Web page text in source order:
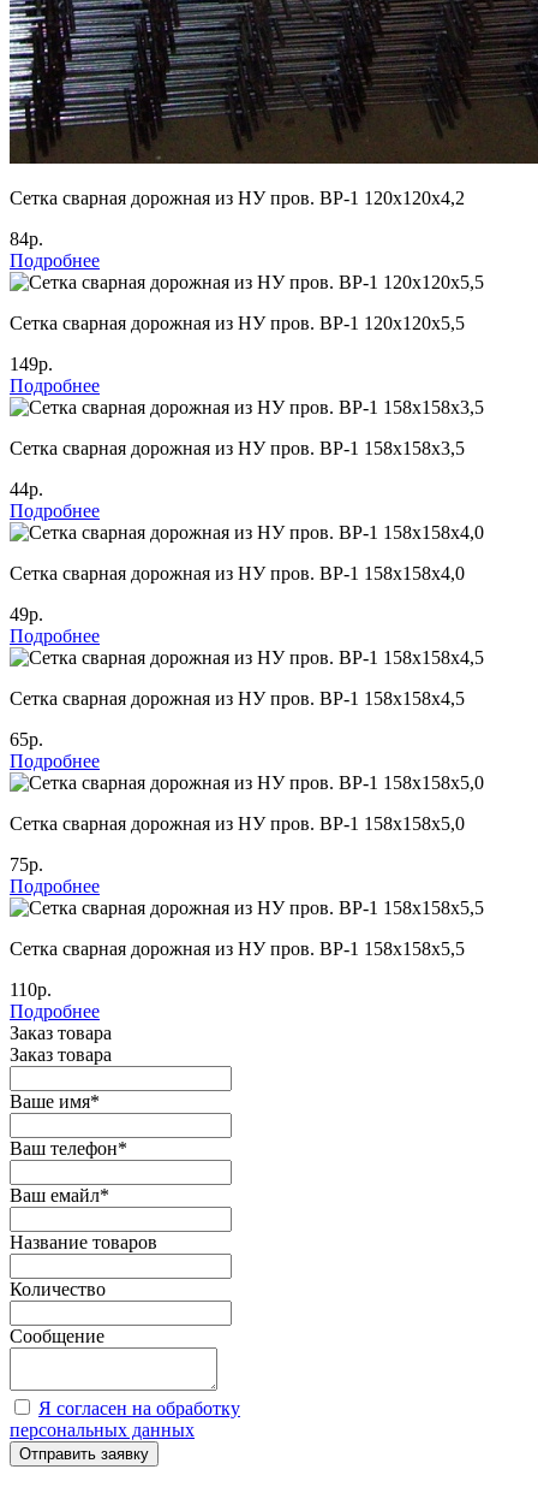
Cетка сварная дорожная из НУ пров. ВР-1 120х120х4,2
84р.
Подробнее
Cетка сварная дорожная из НУ пров. ВР-1 120х120х5,5
149р.
Подробнее
Cетка сварная дорожная из НУ пров. ВР-1 158х158х3,5
44р.
Подробнее
Cетка сварная дорожная из НУ пров. ВР-1 158х158х4,0
49р.
Подробнее
Cетка сварная дорожная из НУ пров. ВР-1 158х158х4,5
65р.
Подробнее
Cетка сварная дорожная из НУ пров. ВР-1 158х158х5,0
75р.
Подробнее
Cетка сварная дорожная из НУ пров. ВР-1 158х158х5,5
110р.
Подробнее
Заказ товара
Заказ товара
Ваше имя*
Ваш телефон*
Ваш емайл*
Название товаров
Количество
Сообщение
Я согласен на обработку
персональных данных
Отправить заявку